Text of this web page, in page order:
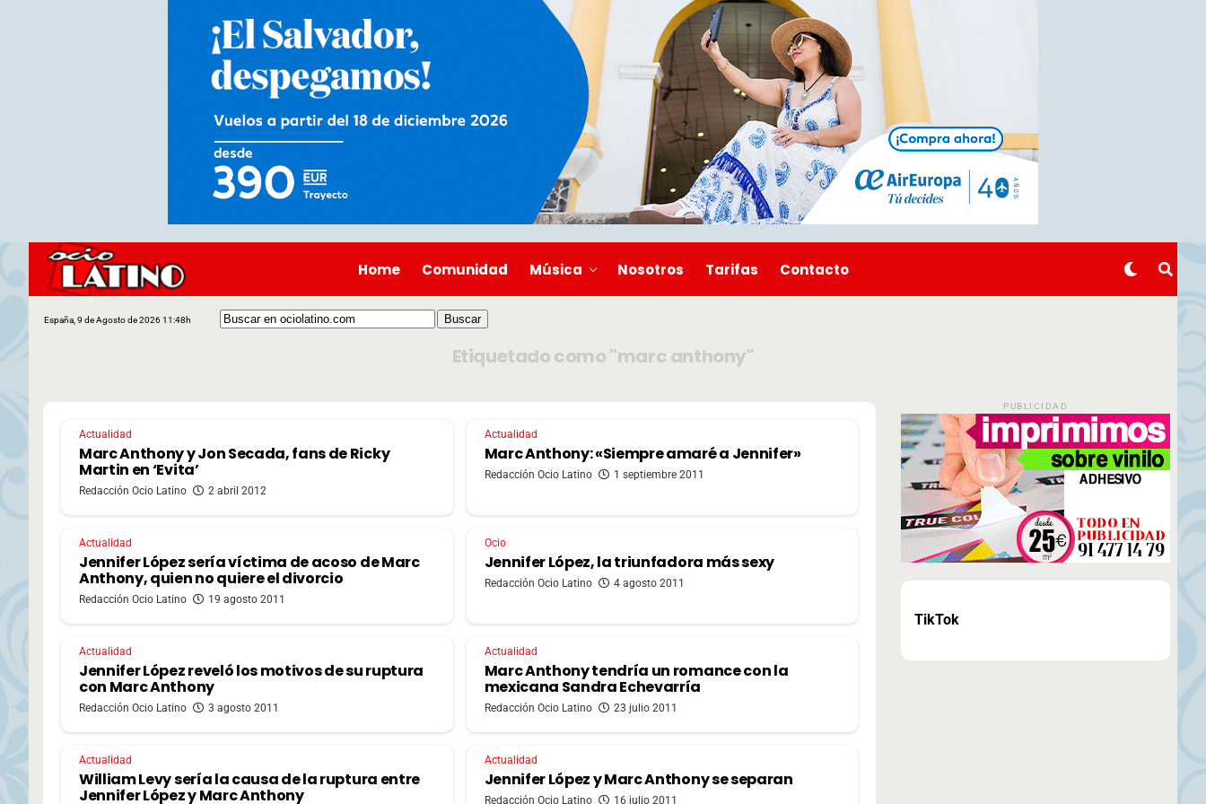
Home Comunidad Música Nosotros Tarifas Contacto
España, 9 de Agosto de 2026 11:48h
Etiquetado como "marc anthony"
Actualidad
Marc Anthony y Jon Secada, fans de Ricky
Martin en ‘Evita’
Redacción Ocio Latino 2 abril 2012
Actualidad
Marc Anthony: «Siempre amaré a Jennifer»
Redacción Ocio Latino 1 septiembre 2011
Actualidad
Jennifer López sería víctima de acoso de Marc
Anthony, quien no quiere el divorcio
Redacción Ocio Latino 19 agosto 2011
Ocio
Jennifer López, la triunfadora más sexy
Redacción Ocio Latino 4 agosto 2011
Actualidad
Jennifer López reveló los motivos de su ruptura
con Marc Anthony
Redacción Ocio Latino 3 agosto 2011
Actualidad
Marc Anthony tendría un romance con la
mexicana Sandra Echevarría
Redacción Ocio Latino 23 julio 2011
Actualidad
William Levy sería la causa de la ruptura entre
Jennifer López y Marc Anthony
Actualidad
Jennifer López y Marc Anthony se separan
Redacción Ocio Latino 16 julio 2011
PUBLICIDAD
TikTok